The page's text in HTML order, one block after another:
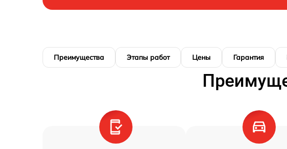
Преимущества Этапы работ Цены Гарантия